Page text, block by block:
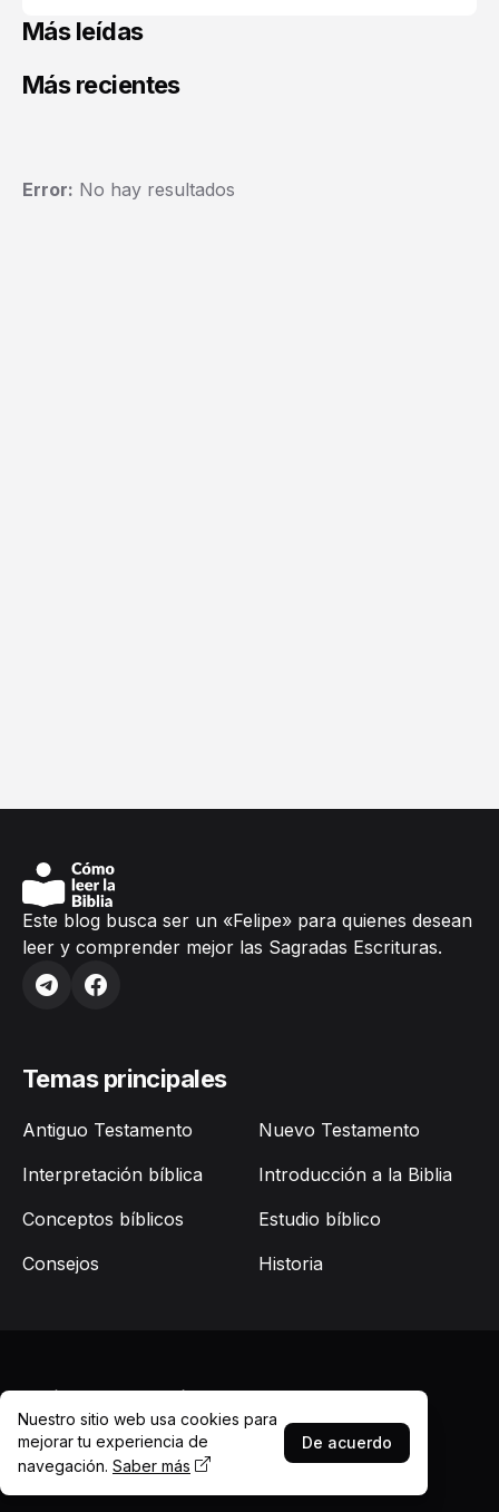
Más leídas
Más recientes
Error: No hay resultados
Este blog busca ser un «Felipe» para quienes desean
leer y comprender mejor las Sagradas Escrituras.
Temas principales
Antiguo Testamento
Nuevo Testamento
Interpretación bíblica
Introducción a la Biblia
Conceptos bíblicos
Estudio bíblico
Consejos
Historia
© 2026Cómo leer la Biblia. Todos los derechos
reservados.
Quiénes somosPolítica de PrivacidadContacto
Nuestro sitio web usa cookies para
mejorar tu experiencia de
navegación. Saber más
De acuerdo